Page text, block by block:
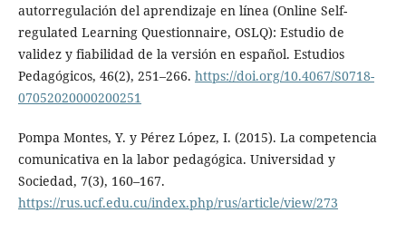
autorregulación del aprendizaje en línea (Online Self-
regulated Learning Questionnaire, OSLQ): Estudio de
validez y fiabilidad de la versión en español. Estudios
Pedagógicos, 46(2), 251–266. https://doi.org/10.4067/S0718-
07052020000200251
Pompa Montes, Y. y Pérez López, I. (2015). La competencia
comunicativa en la labor pedagógica. Universidad y
Sociedad, 7(3), 160–167.
https://rus.ucf.edu.cu/index.php/rus/article/view/273